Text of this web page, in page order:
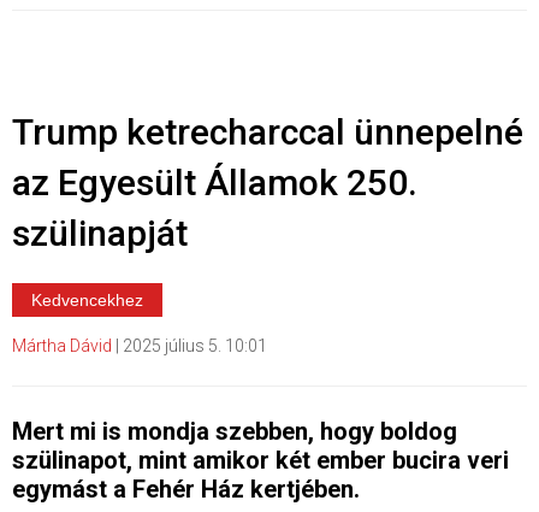
Trump ketrecharccal ünnepelné
az Egyesült Államok 250.
szülinapját
Kedvencekhez
Mártha Dávid 2025 július 5. 10:01
Mert mi is mondja szebben, hogy boldog
szülinapot, mint amikor két ember bucira veri
egymást a Fehér Ház kertjében.